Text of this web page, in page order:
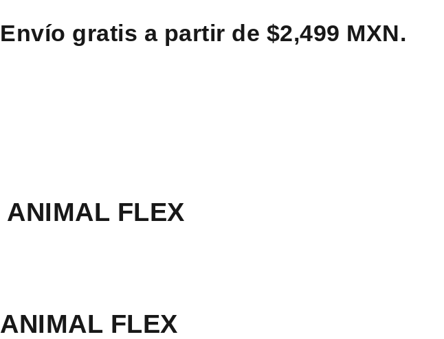
Envío gratis a partir de $2,499 MXN.
ANIMAL FLEX
ANIMAL FLEX